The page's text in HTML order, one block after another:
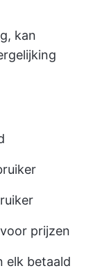
kan
prijzen
elk betaald